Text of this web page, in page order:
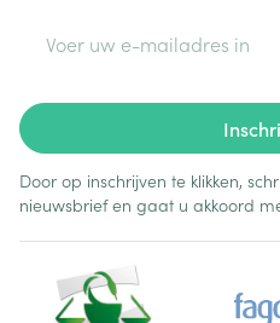
Door op inschrijven te klikken,
nieuwsbrief en gaat u akkoord